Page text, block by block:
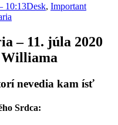
10:13Desk, Important
– 11. júla 2020
Williama
nevedia kam ísť
Srdca: